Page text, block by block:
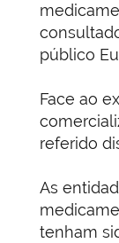
público
Face ao
referido
As
tenham